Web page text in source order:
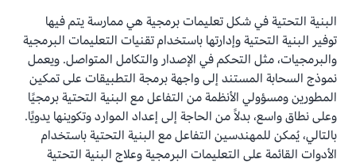
البنية التحتية في شكل تعليمات برمجية هي ممارسة يتم فيها
توفير البنية التحتية وإدارتها باستخدام تقنيات التعليمات البرمجية
والبرمجيات، مثل التحكم في الإصدار والتكامل المتواصل. ويعمل
نموذج السحابة المستند إلى واجهة برمجة التطبيقات على تمكين
المطورين ومسؤولي الأنظمة من التفاعل مع البنية التحتية برمجيًا
وعلى نطاق واسع، بدلاً من الحاجة إلى إعداد الموارد وتكوينها يدويًا.
بالتالي، يُمكن للمهندسين التفاعل مع البنية التحتية باستخدام
الأدوات القائمة على التعليمات البرمجية وعلاج البنية التحتية